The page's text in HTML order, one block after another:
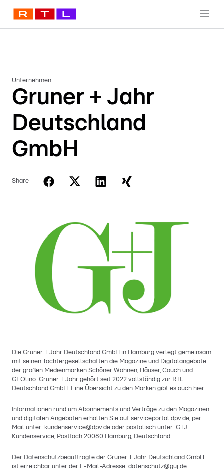
Unternehmen
Gruner + Jahr
Deutschland
GmbH
Share
Die Gruner + Jahr Deutschland GmbH in Hamburg verlegt gemeinsam
mit seinen Tochtergesellschaften die Magazine und Digitalangebote
der großen Medienmarken Schöner Wohnen, Häuser, Couch und
GEOlino. Gruner + Jahr gehört seit 2022 vollständig zur RTL
Deutschland GmbH. Eine Übersicht zu den Marken gibt es auch hier.
Informationen rund um Abonnements und Verträge zu den Magazinen
und digitalen Angeboten erhalten Sie auf serviceportal.dpv.de, per
Mail unter: kundenservice@dpv.de oder postalisch unter: G+J
Kundenservice, Postfach 20080 Hamburg, Deutschland.
Der Datenschutzbeauftragte der Gruner + Jahr Deutschland GmbH
ist erreichbar unter der E-Mail-Adresse: datenschutz@guj.de.